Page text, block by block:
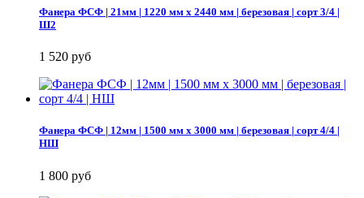
Фанера ФСФ | 21мм | 1220 мм х 2440 мм | березовая | сорт 3/4 |
Ш2
1 520 руб
Фанера ФСФ | 12мм | 1500 мм х 3000 мм | березовая | сорт 4/4 |
НШ
1 800 руб